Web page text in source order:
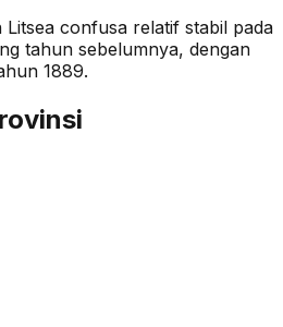
Litsea confusa relatif stabil pada
tahun sebelumnya, dengan
1889.